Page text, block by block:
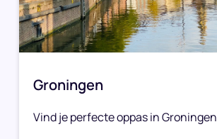
Groningen
Vind je perfecte oppas in Groningen